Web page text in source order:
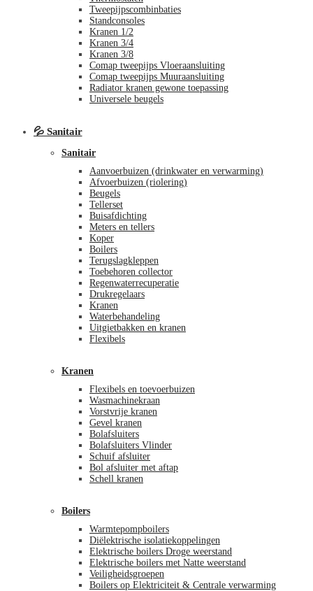
Tweepijpscombinbaties
Standconsoles
Kranen 1/2
Kranen 3/4
Kranen 3/8
Comap tweepijps Vloeraansluiting
Comap tweepijps Muuraansluiting
Radiator kranen gewone toepassing
Universele beugels
💦 Sanitair
Sanitair
Aanvoerbuizen (drinkwater en verwarming)
Afvoerbuizen (riolering)
Beugels
Tellerset
Buisafdichting
Meters en tellers
Koper
Boilers
Terugslagkleppen
Toebehoren collector
Regenwaterrecuperatie
Drukregelaars
Kranen
Waterbehandeling
Uitgietbakken en kranen
Flexibels
Kranen
Flexibels en toevoerbuizen
Wasmachinekraan
Vorstvrije kranen
Gevel kranen
Bolafsluiters
Bolafsluiters Vlinder
Schuif afsluiter
Bol afsluiter met aftap
Schell kranen
Boilers
Warmtepompboilers
Diëlektrische isolatiekoppelingen
Elektrische boilers Droge weerstand
Elektrische boilers met Natte weerstand
Veiligheidsgroepen
Boilers op Elektriciteit & Centrale verwarming